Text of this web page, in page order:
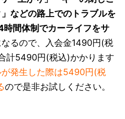
などの路上でのトラブルを
間体制でカーライフをサ
なるので、入会金1490円(税
計5490円(税込)かかります
発生した際は5490円(税
ので是非お試しください。